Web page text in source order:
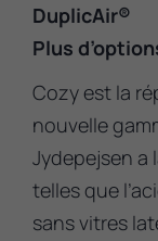
DuplicAir®
Plus
Cozy est la
nouvelle
Jydepejsen a
telles que
sans vitres